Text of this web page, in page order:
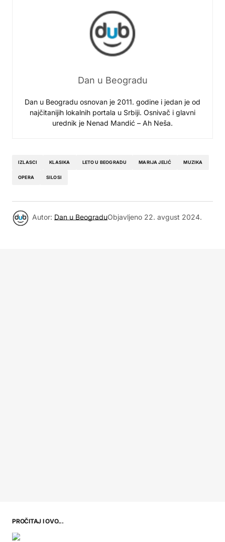
Dan u Beogradu
Dan u Beogradu osnovan je 2011. godine i jedan je od
najčitanijih lokalnih portala u Srbiji. Osnivač i glavni
urednik je Nenad Mandić – Ah Neša.
IZLASCI KLASIKA LETO U BEOGRADU MARIJA JELIĆ MUZIKA
OPERA SILOSI
Autor: Dan u BeograduObjavljeno 22. avgust 2024.
PROČITAJ I OVO...